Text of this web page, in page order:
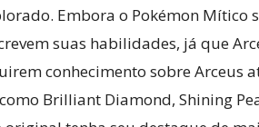
Embora o Pokémon Mítico
suas habilidades, já que
conhecimento sobre Arceus
Brilliant Diamond, Shining